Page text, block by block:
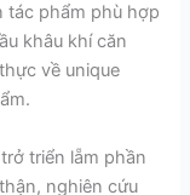
tác phẩm phù hợp
khâu khí căn
về unique
triển lẵm phần
nghiên cứu